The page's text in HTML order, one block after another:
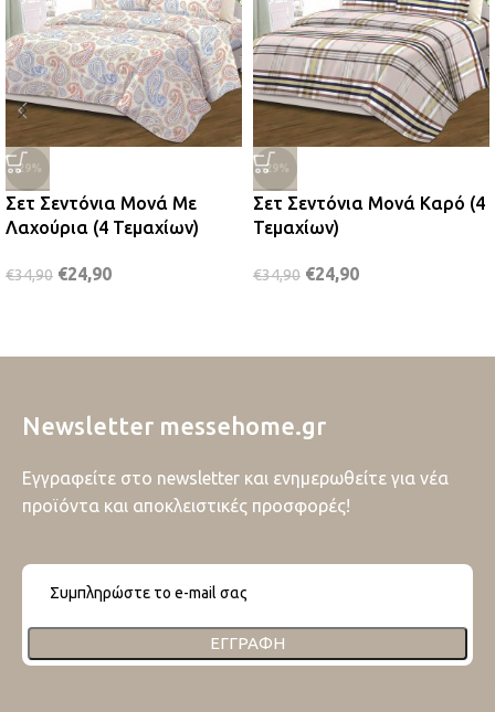
-29%
Σετ Σεντόνια Μονά Με
Λαχούρια (4 Τεμαχίων)
€34,90 €24,90
-29%
Σετ Σεντόνια Μονά Καρό (4
Τεμαχίων)
€34,90 €24,90
Newsletter messehome.gr
Εγγραφείτε στο newsletter και ενημερωθείτε για νέα
προϊόντα και αποκλειστικές προσφορές!
ΕΓΓΡΑΦΉ